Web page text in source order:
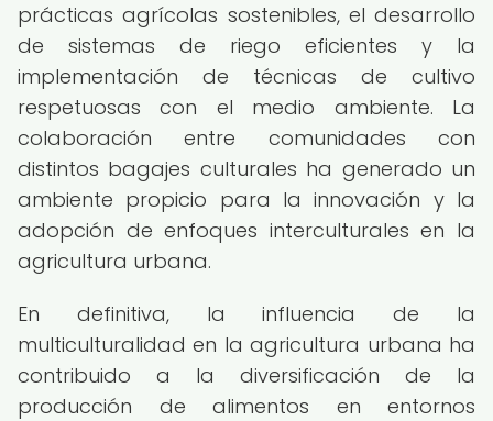
prácticas agrícolas sostenibles, el desarrollo
de sistemas de riego eficientes y la
implementación de técnicas de cultivo
respetuosas con el medio ambiente. La
colaboración entre comunidades con
distintos bagajes culturales ha generado un
ambiente propicio para la innovación y la
adopción de enfoques interculturales en la
agricultura urbana.
En definitiva, la influencia de la
multiculturalidad en la agricultura urbana ha
contribuido a la diversificación de la
producción de alimentos en entornos